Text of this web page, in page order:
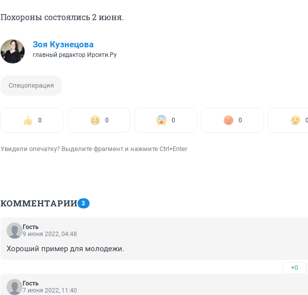
Похороны состоялись 2 июня.
Зоя Кузнецова
главный редактор Ирсити.Ру
Спецоперация
0 0 0 0 0
Увидели опечатку? Выделите фрагмент и нажмите Ctrl+Enter
КОММЕНТАРИИ 3
Гость
9 июня 2022, 04:48
Хороший пример для молодежи.
+0
Гость
7 июня 2022, 11:40